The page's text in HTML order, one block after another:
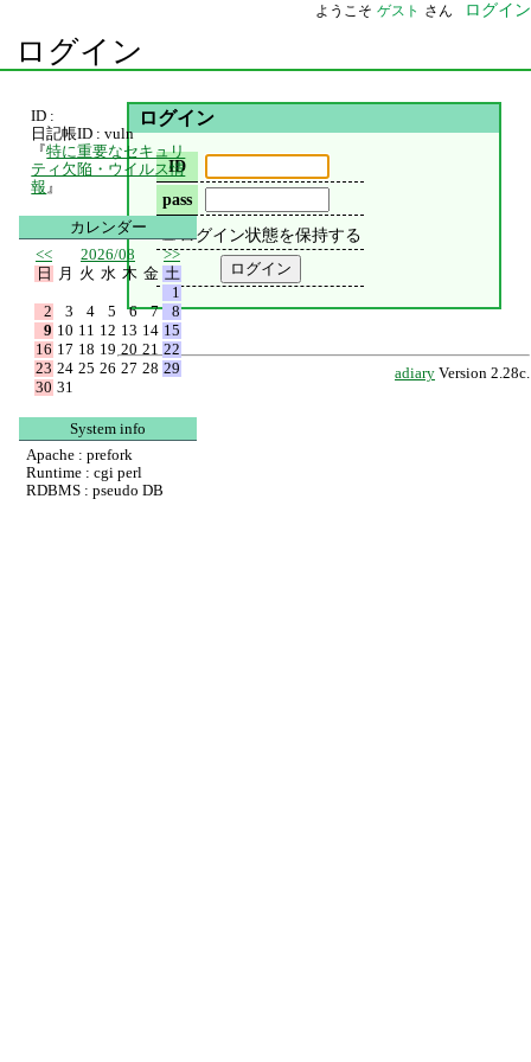
ようこそ ゲスト さん ログイン
ログイン
ログイン
ID
pass
ログイン状態を保持する
adiary Version 2.28c.
ID :
日記帳ID : vuln
『特に重要なセキュリ
ティ欠陥・ウイルス情
報 』
カレンダー
<<
2026/08
>>
日
月 火 水 木 金 土
1
2
3 4 5 6 7
8
9 10 11 12 13 14 15
16 17 18 19 20 21 22
23 24 25 26 27 28 29
30 31
System info
Apache : prefork
Runtime : cgi perl
RDBMS : pseudo DB